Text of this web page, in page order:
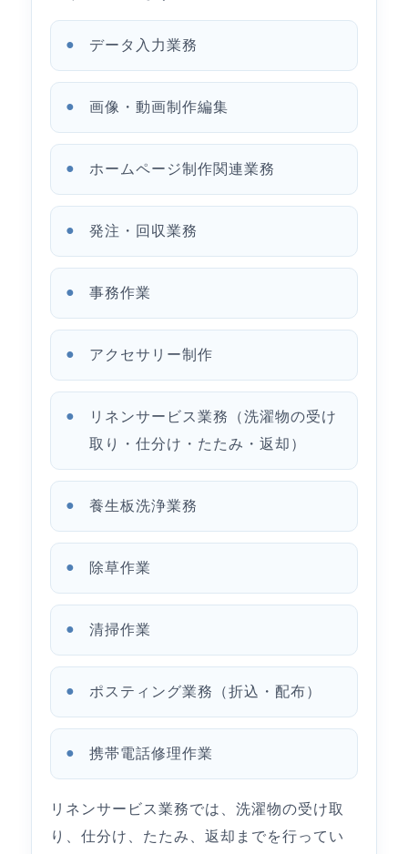
データ入力業務
画像・動画制作編集
ホームページ制作関連業務
発注・回収業務
事務作業
アクセサリー制作
リネンサービス業務（洗濯物の受け
取り・仕分け・たたみ・返却）
養生板洗浄業務
除草作業
清掃作業
ポスティング業務（折込・配布）
携帯電話修理作業
リネンサービス業務では、洗濯物の受け取
り、仕分け、たたみ、返却までを行ってい